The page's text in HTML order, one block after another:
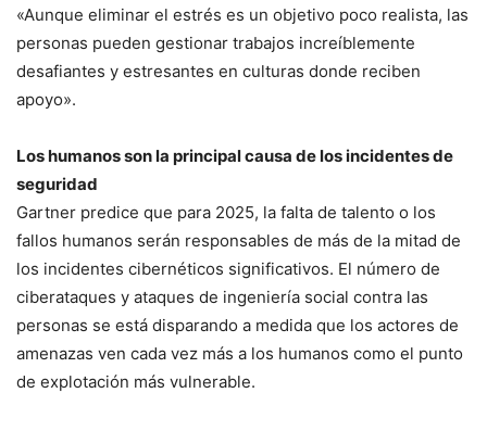
«Aunque eliminar el estrés es un objetivo poco realista, las
personas pueden gestionar trabajos increíblemente
desafiantes y estresantes en culturas donde reciben
apoyo».
Los humanos son la principal causa de los incidentes de
seguridad
Gartner predice que para 2025, la falta de talento o los
fallos humanos serán responsables de más de la mitad de
los incidentes cibernéticos significativos. El número de
ciberataques y ataques de ingeniería social contra las
personas se está disparando a medida que los actores de
amenazas ven cada vez más a los humanos como el punto
de explotación más vulnerable.